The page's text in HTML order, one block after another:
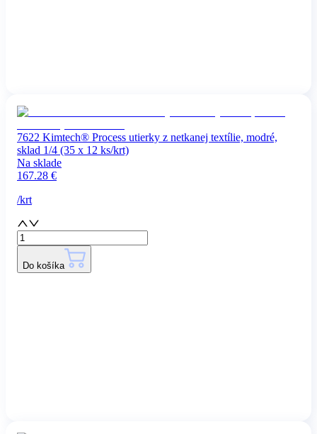
7622 Kimtech® Process utierky z netkanej textílie, modré,
sklad 1/4 (35 x 12 ks/krt)
Na sklade
167.28 €
/krt
Do košíka